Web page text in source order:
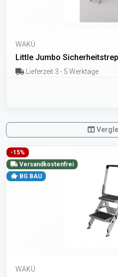
WAKÜ
Little Jumbo
Lieferzeit 3 - 5 Werktage
-15%
Versandkostenfrei
BG BAU
WAKÜ